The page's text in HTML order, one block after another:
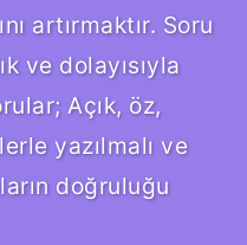
artırmaktır. Soru
ve dolayısıyla
Açık, öz,
yazılmalı ve
doğruluğu